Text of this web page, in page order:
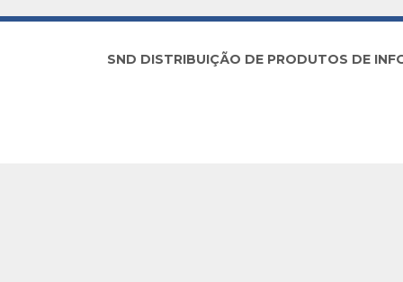
SND DISTRIBUIÇÃO DE PRODUTOS DE